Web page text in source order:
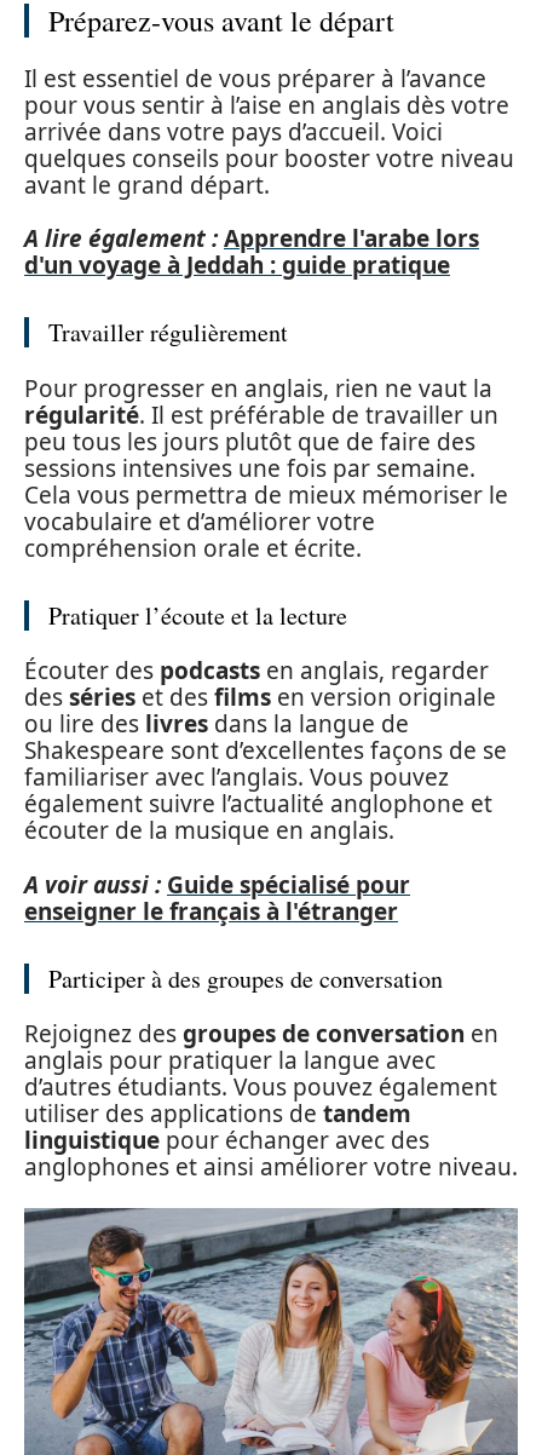
Préparez-vous avant le départ
Il est essentiel de vous préparer à l’avance
pour vous sentir à l’aise en anglais dès votre
arrivée dans votre pays d’accueil. Voici
quelques conseils pour booster votre niveau
avant le grand départ.
A lire également :Apprendre l'arabe lors
d'un voyage à Jeddah : guide pratique
Travailler régulièrement
Pour progresser en anglais, rien ne vaut la
régularité. Il est préférable de travailler un
peu tous les jours plutôt que de faire des
sessions intensives une fois par semaine.
Cela vous permettra de mieux mémoriser le
vocabulaire et d’améliorer votre
compréhension orale et écrite.
Pratiquer l’écoute et la lecture
Écouter des podcasts en anglais, regarder
desséries et desfilms en version originale
ou lire des livres dans la langue de
Shakespeare sont d’excellentes façons de se
familiariser avec l’anglais. Vous pouvez
également suivre l’actualité anglophone et
écouter de la musique en anglais.
A voir aussi : Guide spécialisé pour
enseigner le français à l'étranger
Participer à des groupes de conversation
Rejoignez desgroupes de conversation en
anglais pour pratiquer la langue avec
d’autres étudiants. Vous pouvez également
utiliser des applications de tandem
linguistique pour échanger avec des
anglophones et ainsi améliorer votre niveau.